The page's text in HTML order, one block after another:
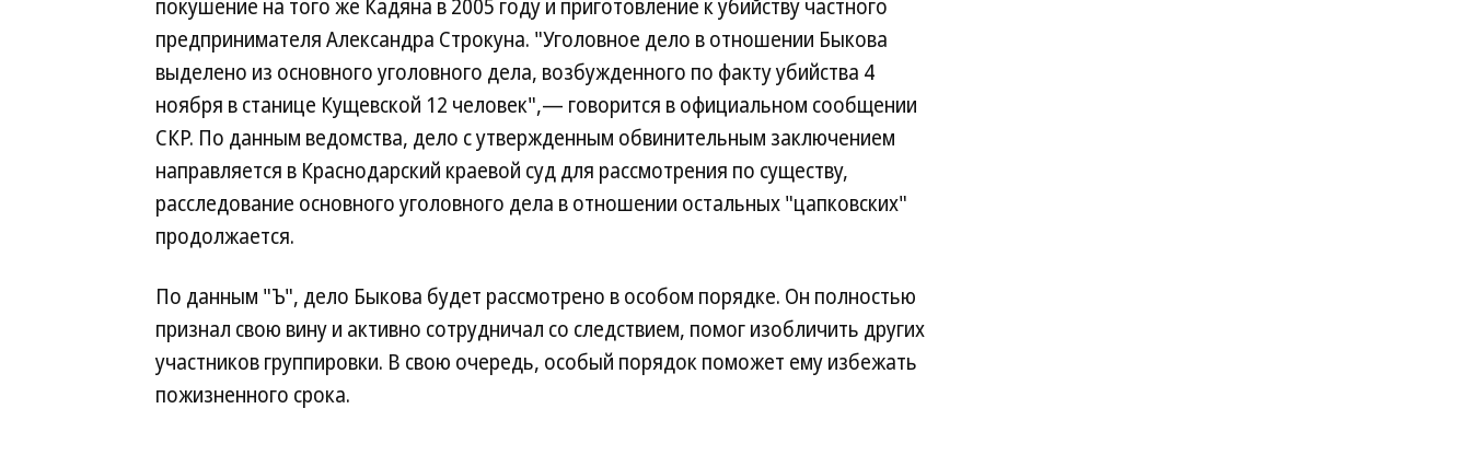
покушение на того же Кадяна в 2005 году и приготовление к убийству частного
предпринимателя Александра Строкуна. "Уголовное дело в отношении Быкова
выделено из основного уголовного дела, возбужденного по факту убийства 4
ноября в станице Кущевской 12 человек",— говорится в официальном сообщении
СКР. По данным ведомства, дело с утвержденным обвинительным заключением
направляется в Краснодарский краевой суд для рассмотрения по существу,
расследование основного уголовного дела в отношении остальных "цапковских"
продолжается.
По данным "Ъ", дело Быкова будет рассмотрено в особом порядке. Он полностью
признал свою вину и активно сотрудничал со следствием, помог изобличить других
участников группировки. В свою очередь, особый порядок поможет ему избежать
пожизненного срока.